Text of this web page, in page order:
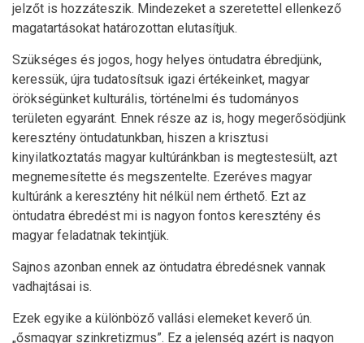
jelzőt is hozzáteszik. Mindezeket a szeretettel ellenkező
magatartásokat határozottan elutasítjuk.
Szükséges és jogos, hogy helyes öntudatra ébredjünk,
keressük, újra tudatosítsuk igazi értékeinket, magyar
örökségünket kulturális, történelmi és tudományos
területen egyaránt. Ennek része az is, hogy megerősödjünk
keresztény öntudatunkban, hiszen a krisztusi
kinyilatkoztatás magyar kultúránkban is megtestesült, azt
megnemesítette és megszentelte. Ezeréves magyar
kultúránk a keresztény hit nélkül nem érthető. Ezt az
öntudatra ébredést mi is nagyon fontos keresztény és
magyar feladatnak tekintjük.
Sajnos azonban ennek az öntudatra ébredésnek vannak
vadhajtásai is.
Ezek egyike a különböző vallási elemeket keverő ún.
„ősmagyar szinkretizmus”. Ez a jelenség azért is nagyon